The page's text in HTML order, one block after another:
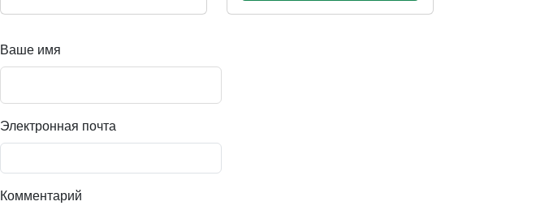
Ваше имя
Электронная почта
Комментарий